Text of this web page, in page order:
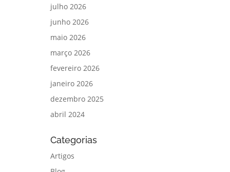
julho 2026
junho 2026
maio 2026
março 2026
fevereiro 2026
janeiro 2026
dezembro 2025
abril 2024
Categorias
Artigos